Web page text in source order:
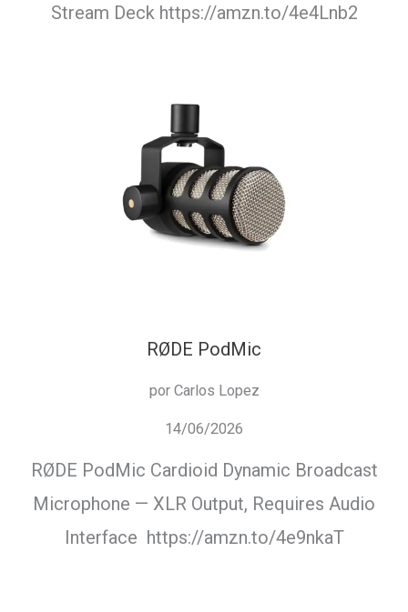
Stream Deck https://amzn.to/4e4Lnb2
RØDE PodMic
por Carlos Lopez
14/06/2026
RØDE PodMic Cardioid Dynamic Broadcast
Microphone — XLR Output, Requires Audio
Interface https://amzn.to/4e9nkaT